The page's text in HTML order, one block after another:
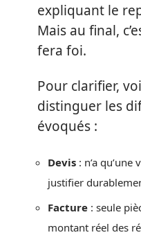
expliquant le
Mais au final,
fera foi.
Pour clarifier,
distinguer les
évoqués :
Devis : n’a
justifier
Facture : seule
montant réel des